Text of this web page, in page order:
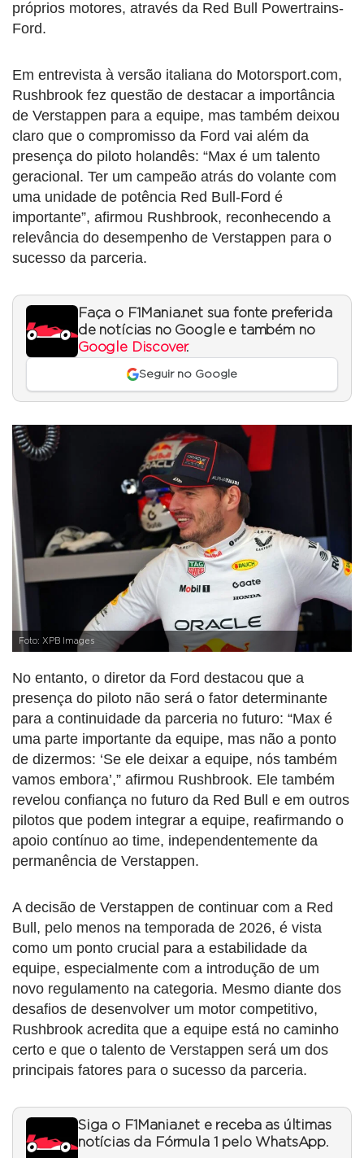
próprios motores, através da Red Bull Powertrains-
Ford.
Em entrevista à versão italiana do Motorsport.com,
Rushbrook fez questão de destacar a importância
de Verstappen para a equipe, mas também deixou
claro que o compromisso da Ford vai além da
presença do piloto holandês: “Max é um talento
geracional. Ter um campeão atrás do volante com
uma unidade de potência Red Bull-Ford é
importante”, afirmou Rushbrook, reconhecendo a
relevância do desempenho de Verstappen para o
sucesso da parceria.
Faça o F1Mania.net sua fonte preferida
de notícias no Google e também no
Google Discover.
Seguir no Google
Foto: XPB Images
No entanto, o diretor da Ford destacou que a
presença do piloto não será o fator determinante
para a continuidade da parceria no futuro: “Max é
uma parte importante da equipe, mas não a ponto
de dizermos: ‘Se ele deixar a equipe, nós também
vamos embora’,” afirmou Rushbrook. Ele também
revelou confiança no futuro da Red Bull e em outros
pilotos que podem integrar a equipe, reafirmando o
apoio contínuo ao time, independentemente da
permanência de Verstappen.
A decisão de Verstappen de continuar com a Red
Bull, pelo menos na temporada de 2026, é vista
como um ponto crucial para a estabilidade da
equipe, especialmente com a introdução de um
novo regulamento na categoria. Mesmo diante dos
desafios de desenvolver um motor competitivo,
Rushbrook acredita que a equipe está no caminho
certo e que o talento de Verstappen será um dos
principais fatores para o sucesso da parceria.
Siga o F1Mania.net e receba as últimas
notícias da Fórmula 1 pelo WhatsApp.